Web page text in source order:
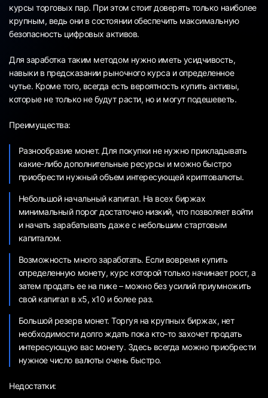
курсы торговых пар. При этом стоит доверять только наиболее
крупным, ведь они в состоянии обеспечить максимальную
безопасность цифровых активов.
Для заработка таким методом нужно иметь усидчивость,
навыки в предсказании рыночного курса и определенное
чутье. Кроме того, всегда есть вероятность купить активы,
которые не только не будут расти, но и могут подешеветь.
Преимущества:
Разнообразие монет. Для покупки не нужно прикладывать
какие-либо дополнительные ресурсы и можно быстро
приобрести нужный объем интересующей криптовалюты.
Небольшой начальный капитал. На всех биржах
минимальный порог достаточно низкий, что позволяет войти
и начать зарабатывать даже с небольшим стартовым
капиталом.
Возможность много заработать. Если вовремя купить
определенную монету, курс которой только начинает рост, а
затем продать ее на пике – можно без усилий приумножить
свой капитал в х5, х10 и более раз.
Большой резерв монет. Торгуя на крупных биржах, нет
необходимости долго ждать пока кто-то захочет продать
интересующую вас монету. Здесь всегда можно приобрести
нужное число валюты очень быстро.
Недостатки: